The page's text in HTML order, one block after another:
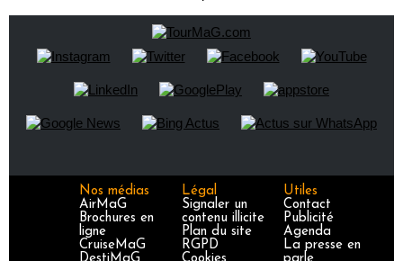
Nos médias
AirMaG
Brochures en
ligne
CruiseMaG
Légal
Signaler un
contenu illicite
Plan du site
RGPD
Utiles
Contact
Publicité
Agenda
La presse en